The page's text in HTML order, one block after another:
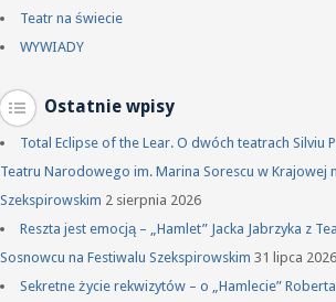
Teatr na świecie
WYWIADY
Ostatnie wpisy
Total Eclipse of the Lear. O dwóch teatrach Silviu
Teatru Narodowego im. Marina Sorescu w Krajowej
Szekspirowskim 2 sierpnia 2026
Reszta jest emocją – „Hamlet” Jacka Jabrzyka z
Sosnowcu na Festiwalu Szekspirowskim 31 lipca 2026
Sekretne życie rekwizytów – o „Hamlecie”